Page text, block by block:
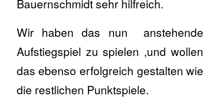
Bauernschmidt sehr hilfreich.
Wir haben das nun anstehende
Aufstiegspiel zu spielen ,und wollen
das ebenso erfolgreich gestalten wie
die restlichen Punktspiele.